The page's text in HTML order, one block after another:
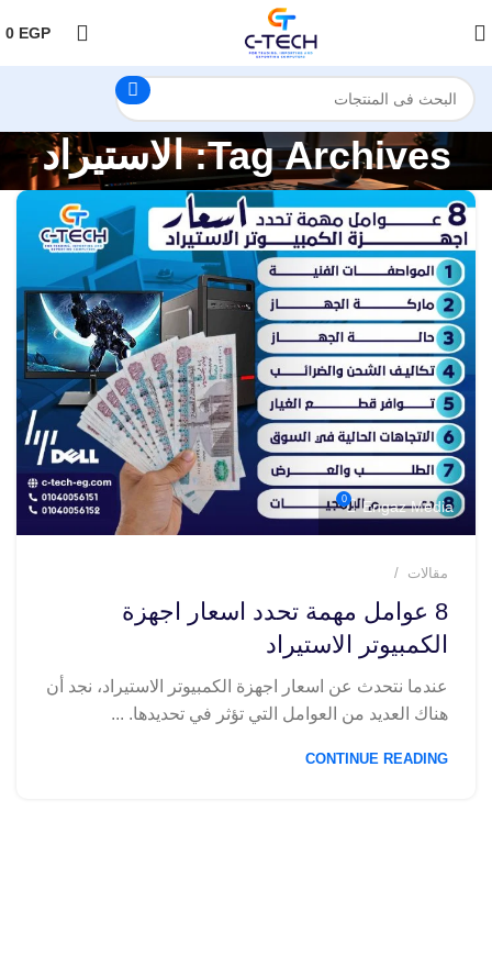
0 EGP
Tag Archives: الاستيراد
Engaz Media
0
مقالات
8 عوامل مهمة تحدد اسعار اجهزة
الكمبيوتر الاستيراد
عندما نتحدث عن اسعار اجهزة الكمبيوتر الاستيراد، نجد أن
هناك العديد من العوامل التي تؤثر في تحديدها. ...
CONTINUE READING
اضغط هنا لمتابعتنا على فيس بوك